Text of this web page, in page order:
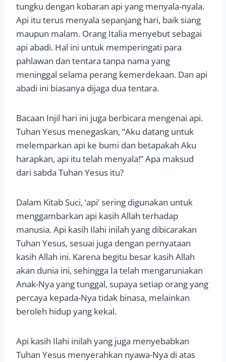
tungku dengan kobaran api yang menyala-nyala.
Api itu terus menyala sepanjang hari, baik siang
maupun malam. Orang Italia menyebut sebagai
api abadi. Hal ini untuk memperingati para
pahlawan dan tentara tanpa nama yang
meninggal selama perang kemerdekaan. Dan api
abadi ini biasanya dijaga dua tentara.
Bacaan Injil hari ini juga berbicara mengenai api.
Tuhan Yesus menegaskan, “Aku datang untuk
melemparkan api ke bumi dan betapakah Aku
harapkan, api itu telah menyala!” Apa maksud
dari sabda Tuhan Yesus itu?
Dalam Kitab Suci, ‘api’ sering digunakan untuk
menggambarkan api kasih Allah terhadap
manusia. Api kasih Ilahi inilah yang dibicarakan
Tuhan Yesus, sesuai juga dengan pernyataan
kasih Allah ini. Karena begitu besar kasih Allah
akan dunia ini, sehingga Ia telah mengaruniakan
Anak-Nya yang tunggal, supaya setiap orang yang
percaya kepada-Nya tidak binasa, melainkan
beroleh hidup yang kekal.
Api kasih Ilahi inilah yang juga menyebabkan
Tuhan Yesus menyerahkan nyawa-Nya di atas